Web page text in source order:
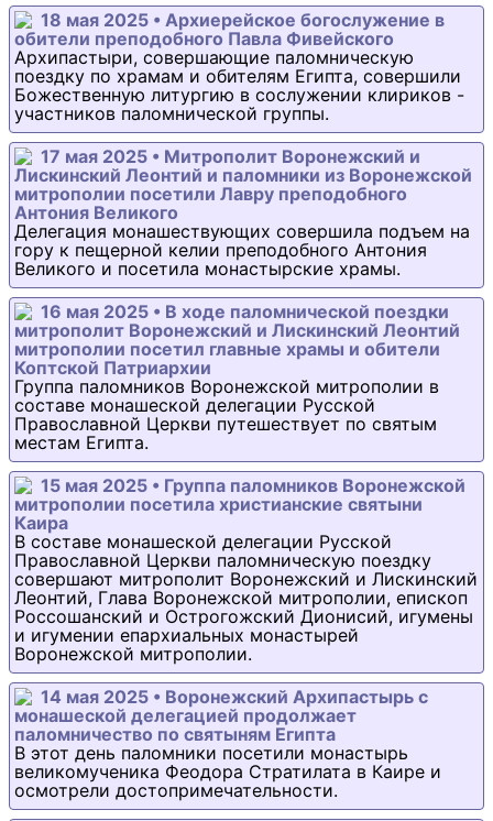
18 мая 2025 • Архиерейское богослужение в
обители преподобного Павла Фивейского
Архипастыри, совершающие паломническую
поездку по храмам и обителям Египта, совершили
Божественную литургию в сослужении клириков -
участников паломнической группы.
17 мая 2025 • Митрополит Воронежский и
Лискинский Леонтий и паломники из Воронежской
митрополии посетили Лавру преподобного
Антония Великого
Делегация монашествующих совершила подъем на
гору к пещерной келии преподобного Антония
Великого и посетила монастырские храмы.
16 мая 2025 • В ходе паломнической поездки
митрополит Воронежский и Лискинский Леонтий
митрополии посетил главные храмы и обители
Коптской Патриархии
Группа паломников Воронежской митрополии в
составе монашеской делегации Русской
Православной Церкви путешествует по святым
местам Египта.
15 мая 2025 • Группа паломников Воронежской
митрополии посетила христианские святыни
Каира
В составе монашеской делегации Русской
Православной Церкви паломническую поездку
совершают митрополит Воронежский и Лискинский
Леонтий, Глава Воронежской митрополии, епископ
Россошанский и Острогожский Дионисий, игумены
и игумении епархиальных монастырей
Воронежской митрополии.
14 мая 2025 • Воронежский Архипастырь с
монашеской делегацией продолжает
паломничество по святыням Египта
В этот день паломники посетили монастырь
великомученика Феодора Стратилата в Каире и
осмотрели достопримечательности.